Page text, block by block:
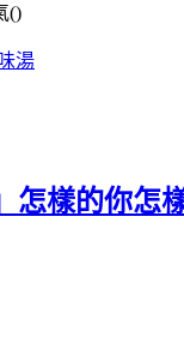
()
湯
怎樣的你怎